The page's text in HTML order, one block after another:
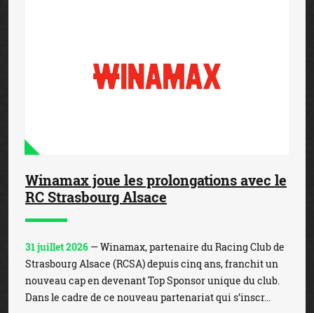
Winamax joue les prolongations avec le
RC Strasbourg Alsace
31 juillet 2026 — Winamax, partenaire du Racing Club de
Strasbourg Alsace (RCSA) depuis cinq ans, franchit un
nouveau cap en devenant Top Sponsor unique du club.
Dans le cadre de ce nouveau partenariat qui s’inscr...